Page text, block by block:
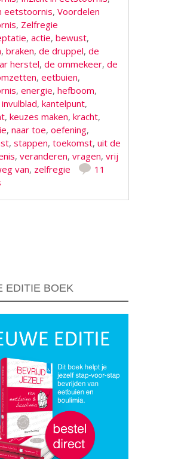
eetstoornis,Voordelen
, Zelfregie
,actie,bewust,
,braken,de druppel,de
herstel,de ommekeer,de
,eetbuien,
,energie,hefboom,
invulblad,kantelpunt,
,keuzes maken,kracht,
,naar toe,oefening,
,stappen,toekomst,uit de
,veranderen,vragen,vrij
van, zelfregie
11
EDITIE BOEK